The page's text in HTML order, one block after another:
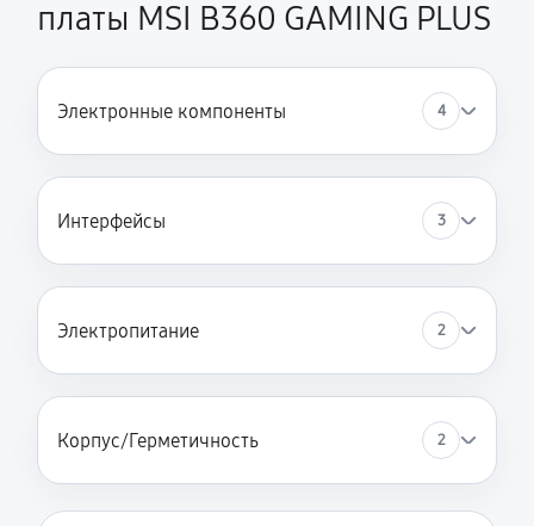
платы MSI B360 GAMING PLUS
Электронные компоненты 4
Интерфейсы 3
Электропитание 2
Корпус/Герметичность 2